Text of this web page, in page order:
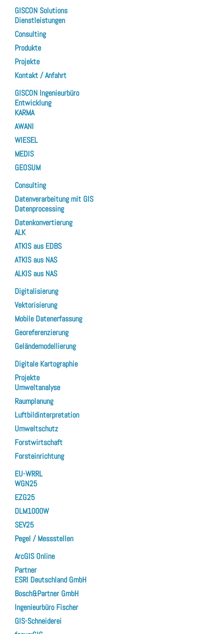
GISCON Solutions
Dienstleistungen
Consulting
Produkte
Projekte
Kontakt / Anfahrt
GISCON Ingenieurbüro
Entwicklung
KARMA
AWANI
WIESEL
MEDIS
GEOSUM
Consulting
Datenverarbeitung mit GIS
Datenprocessing
Datenkonvertierung
ALK
ATKIS aus EDBS
ATKIS aus NAS
ALKIS aus NAS
Digitalisierung
Vektorisierung
Mobile Datenerfassung
Georeferenzierung
Geländemodellierung
Digitale Kartographie
Projekte
Umweltanalyse
Raumplanung
Luftbildinterpretation
Umweltschutz
Forstwirtschaft
Forsteinrichtung
EU-WRRL
WGN25
EZG25
DLM1000W
SEV25
Pegel / Messstellen
ArcGIS Online
Partner
ESRI Deutschland GmbH
Bosch&Partner GmbH
Ingenieurbüro Fischer
GIS-Schneiderei